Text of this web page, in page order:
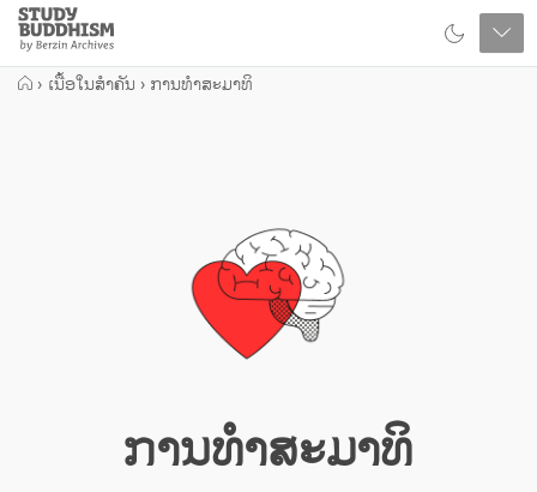
Close
Study
Buddhism
Home
› ເນື້ອໃນສຳຄັນ › ການທຳສະມາທິ
ການທຳສະມາທິ